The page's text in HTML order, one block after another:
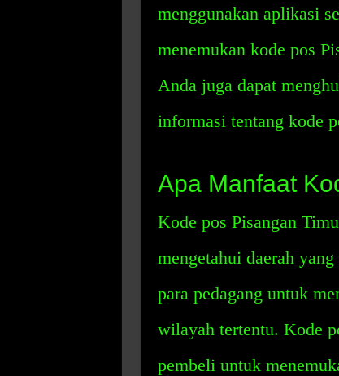
menggunakan aplikasi
menemukan kode pos
Anda juga dapat
informasi tentang kode
Apa Manfaat
Kode pos Pisangan
mengetahui daerah
para pedagang untuk
wilayah tertentu. Kode
pembeli untuk